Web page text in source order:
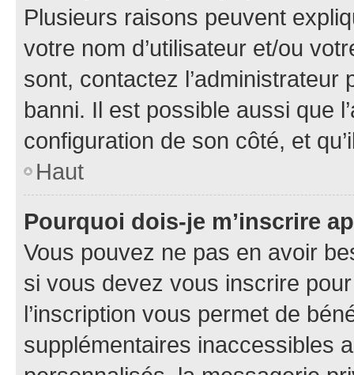
Plusieurs raisons peuvent
votre nom d’utilisateur et/ou
sont, contactez l’administrateur
banni. Il est possible aussi que
configuration de son côté, et
Haut
Pourquoi dois-je m’inscrire
Vous pouvez ne pas en avoir
si vous devez vous inscrire
l’inscription vous permet de
supplémentaires inaccessibles